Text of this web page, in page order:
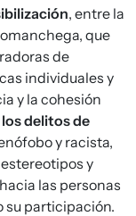
, entre la
que
de
individuales y
y la cohesión
delitos de
y racista,
y
las personas
su participación.